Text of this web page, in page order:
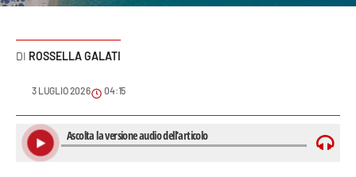
ROSSELLA GALATI
3 LUGLIO 2026 04:15